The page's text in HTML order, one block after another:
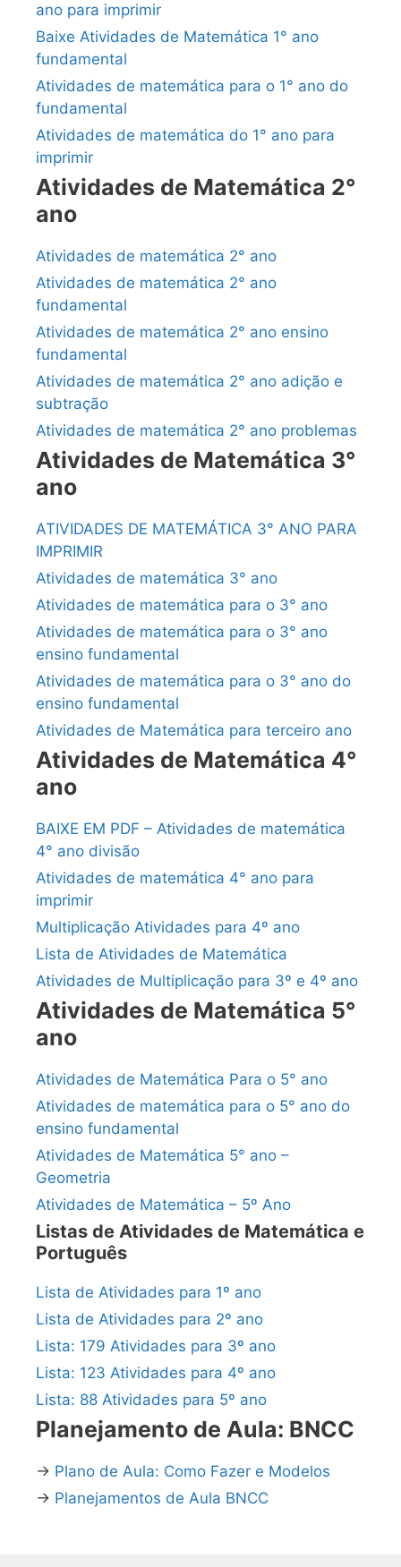
ano para imprimir
Baixe Atividades de Matemática 1° ano
fundamental
Atividades de matemática para o 1° ano do
fundamental
Atividades de matemática do 1° ano para
imprimir
Atividades de Matemática 2°
ano
Atividades de matemática 2° ano
Atividades de matemática 2° ano
fundamental
Atividades de matemática 2° ano ensino
fundamental
Atividades de matemática 2° ano adição e
subtração
Atividades de matemática 2° ano problemas
Atividades de Matemática 3°
ano
ATIVIDADES DE MATEMÁTICA 3° ANO PARA
IMPRIMIR
Atividades de matemática 3° ano
Atividades de matemática para o 3° ano
Atividades de matemática para o 3° ano
ensino fundamental
Atividades de matemática para o 3° ano do
ensino fundamental
Atividades de Matemática para terceiro ano
Atividades de Matemática 4°
ano
BAIXE EM PDF – Atividades de matemática
4° ano divisão
Atividades de matemática 4° ano para
imprimir
Multiplicação Atividades para 4º ano
Lista de Atividades de Matemática
Atividades de Multiplicação para 3º e 4º ano
Atividades de Matemática 5°
ano
Atividades de Matemática Para o 5° ano
Atividades de matemática para o 5° ano do
ensino fundamental
Atividades de Matemática 5° ano –
Geometria
Atividades de Matemática – 5º Ano
Listas de Atividades de Matemática e
Português
Lista de Atividades para 1º ano
Lista de Atividades para 2º ano
Lista: 179 Atividades para 3º ano
Lista: 123 Atividades para 4º ano
Lista: 88 Atividades para 5º ano
Planejamento de Aula: BNCC
→ Plano de Aula: Como Fazer e Modelos
→ Planejamentos de Aula BNCC